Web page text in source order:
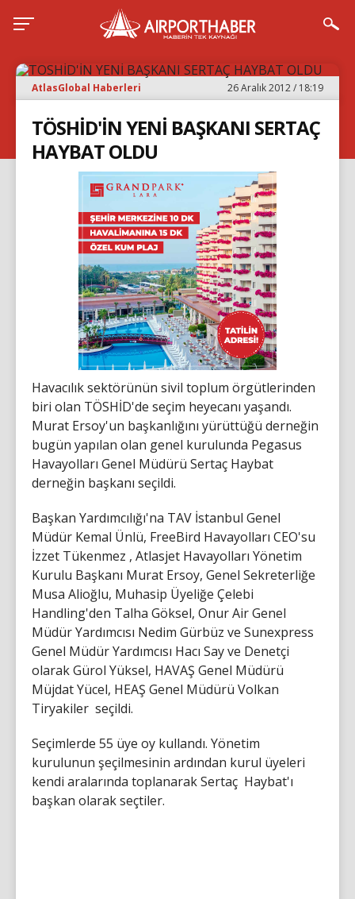
AtlasGlobal Haberleri 26 Aralık 2012 / 18:19
TÖSHİD'İN YENİ BAŞKANI SERTAÇ
HAYBAT OLDU
Havacılık sektörünün sivil toplum örgütlerinden
biri olan TÖSHİD'de seçim heyecanı yaşandı.
Murat Ersoy'un başkanlığını yürüttüğü derneğin
bugün yapılan olan genel kurulunda Pegasus
Havayolları Genel Müdürü Sertaç Haybat
derneğin başkanı seçildi.
Başkan Yardımcılığı'na TAV İstanbul Genel
Müdür Kemal Ünlü, FreeBird Havayolları CEO'su
İzzet Tükenmez , Atlasjet Havayolları Yönetim
Kurulu Başkanı Murat Ersoy, Genel Sekreterliğe
Musa Alioğlu, Muhasip Üyeliğe Çelebi
Handling'den Talha Göksel, Onur Air Genel
Müdür Yardımcısı Nedim Gürbüz ve Sunexpress
Genel Müdür Yardımcısı Hacı Say ve Denetçi
olarak Gürol Yüksel, HAVAŞ Genel Müdürü
Müjdat Yücel, HEAŞ Genel Müdürü Volkan
Tiryakiler seçildi.
Seçimlerde 55 üye oy kullandı. Yönetim
kurulunun şeçilmesinin ardından kurul üyeleri
kendi aralarında toplanarak Sertaç Haybat'ı
başkan olarak seçtiler.